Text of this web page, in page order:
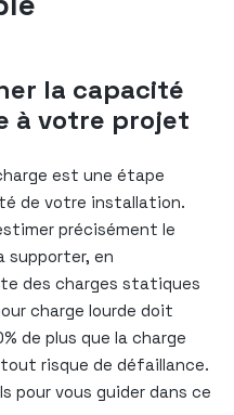
la capacité
à votre projet
est une étape
de votre installation.
précisément le
supporter, en
des charges statiques
charge lourde doit
de plus que la charge
risque de défaillance.
pour vous guider dans ce